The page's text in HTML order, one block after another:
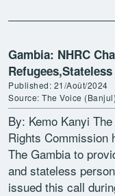
Gambia: NHRC
Published: 21/Août/2024
Source: The Voice (Banjul)
By: Kemo Kanyi
Rights Commission
The Gambia to
and stateless
issued this call